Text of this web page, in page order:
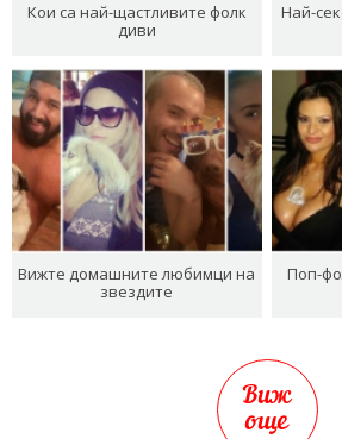
Кои са най-щастливите фолк
диви
Най-
Вижте домашните любимци на
звездите
Поп-
Виж
още